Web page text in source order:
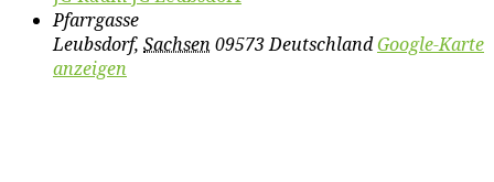
Pfarrgasse
Leubsdorf, Sachsen 09573DeutschlandGoogle-Karte
anzeigen